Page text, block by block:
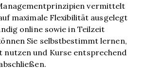
vermittelt
maximale Flexibilität ausgelegt
online sowie in Teilzeit
Sie selbstbestimmt lernen,
und Kurse entsprechend